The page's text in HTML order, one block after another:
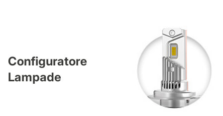
Configuratore
Lampade